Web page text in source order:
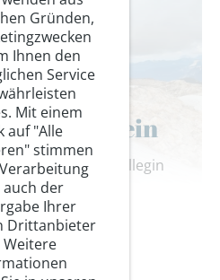
Dachstein
mit unserer Kollegin
Gründen,
Ihnen den
Service
Mit einem
auf "Alle
stimmen
auch der
Ihrer
Drittanbieter
Weitere